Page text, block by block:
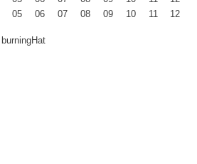
05 06 07 08 09 10 11 12
burningHat